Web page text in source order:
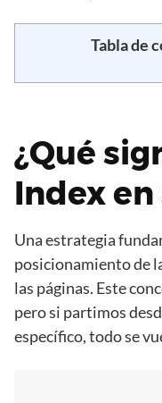
Tabla de
¿Qué
Index en
Una estrategia
posicionamiento de
las páginas. Este
pero si partimos
específico, todo se